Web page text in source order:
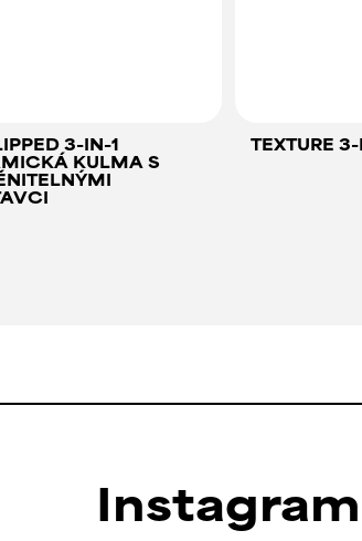
3-IN-1
KULMA S
TEXTURE 3-
Instagram